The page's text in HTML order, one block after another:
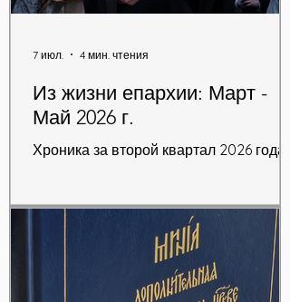
Из жизни епархии: Март -
Май 2026 г.
Хроника за второй квартал 2026 года.
7 июл. 4 мин. чтения